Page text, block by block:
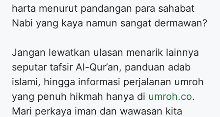
harta menurut pandangan para sahabat
Nabi yang kaya namun sangat dermawan?
Jangan lewatkan ulasan menarik lainnya
seputar tafsir Al-Qur’an, panduan adab
islami, hingga informasi perjalanan umroh
yang penuh hikmah hanya di umroh.co.
Mari perkaya iman dan wawasan kita